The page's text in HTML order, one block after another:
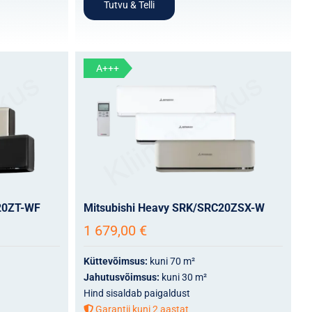
Tutvu & Telli
WF Mitsubishi Heavy SRK/SRC20ZSX-W
1 679,00 €
Küttevõimsus: kuni 70 m²
Jahutusvõimsus: kuni 30 m²
Hind sisaldab paigaldust
A+++
Garantii kuni 2 aastat